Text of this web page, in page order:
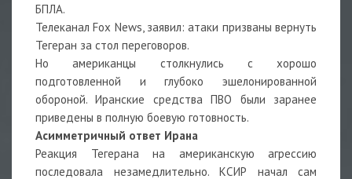
БПЛА.
Телеканал Fox News, заявил: атаки призваны вернуть
Тегеран за стол переговоров.
Но американцы столкнулись с хорошо
подготовленной и глубоко эшелонированной
обороной. Иранские средства ПВО были заранее
приведены в полную боевую готовность.
Асимметричный ответ Ирана
Реакция Тегерана на американскую агрессию
последовала незамедлительно. КСИР начал сам